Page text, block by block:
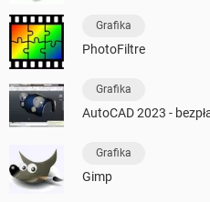
Grafika
PhotoFiltre
Grafika
AutoCAD 2023 -
Grafika
Gimp